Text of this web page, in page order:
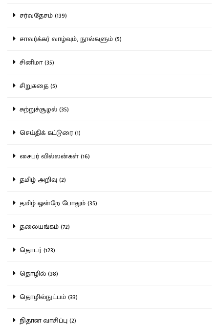
சர்வதேசம் (139)
சாவர்க்கர் வாழ்வும், நூல்களும் (5)
சினிமா (35)
சிறுகதை (5)
சுற்றுச்சூழல் (35)
செய்திக் கட்டுரை (1)
சைபர் வில்லன்கள் (16)
தமிழ் அறிவு (2)
தமிழ் ஒன்றே போதும் (35)
தலையங்கம் (72)
தொடர் (123)
தொழில் (38)
தொழில்நுட்பம் (33)
நிதான வாசிப்பு (2)